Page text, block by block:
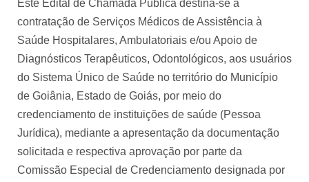
Este Edital de Chamada Pública destina-se a
contratação de Serviços Médicos de Assistência à
Saúde Hospitalares, Ambulatoriais e/ou Apoio de
Diagnósticos Terapêuticos, Odontológicos, aos usuários
do Sistema Único de Saúde no território do Município
de Goiânia, Estado de Goiás, por meio do
credenciamento de instituições de saúde (Pessoa
Jurídica), mediante a apresentação da documentação
solicitada e respectiva aprovação por parte da
Comissão Especial de Credenciamento designada por